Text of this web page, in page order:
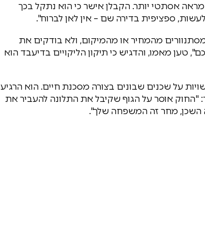
אסתטי יותר. הקבלן אישר כי הוא נתקל בכך
ספציפית בדירה שם – אין לאן לברוח".
מהמחיר או מהמיקום, ולא בודקים את
טען מאמו, והדגיש כי תיקון הליקויים בדיעבד הוא
על שכנים שבונים בצורה מסכנת חיים. הוא הרגיע
"החוק אוסר על הגוף שקיבל את התלונה להעביר את
השכן, מחר זה המשפחה שלך".